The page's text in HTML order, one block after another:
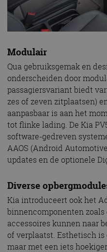
Modulair
Qua gebruiksgemak en
onderscheiden door
passagiersvariant biedt
zes of zeven zitplaatsen)
aanpasbaar is aan het
tot flinke lading. De Kia
software-gedreven
AAOS (Android
updates en de optionele
Diverse
Kia introduceert ook het
binnencomponenten
accessoires kunnen naar
of verplaatst. Esthetisch is
maar met een iets